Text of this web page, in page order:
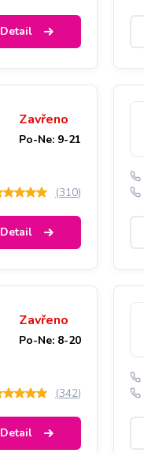
Detail
Zavřeno
Po-Ne: 9-21
(310)
Detail
Zavřeno
Po-Ne: 8-20
(342)
Detail